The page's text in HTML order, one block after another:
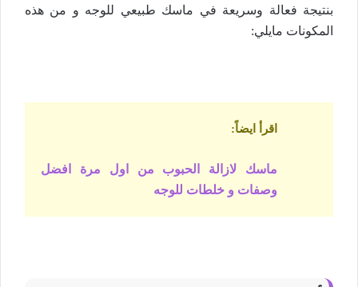
بنتيجة فعالة وسريعة في ماسك طبيعي للوجه و من هذه
المكونات مايلي:
اقرأ ايضاً:
ماسك لازالة الحبوب من اول مرة افضل
وصفات و خلطات للوجه